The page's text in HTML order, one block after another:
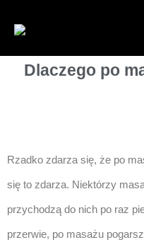
Dlaczego po
Rzadko zdarza się, że po
się to zdarza. Niektórzy
przychodzą do nich po raz
przerwie, po masażu